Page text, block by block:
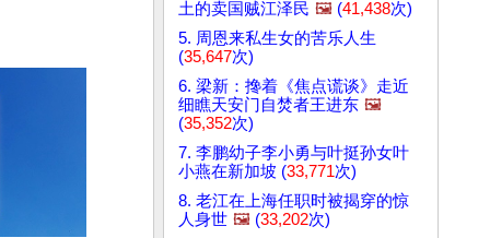
土的卖国贼江泽民 🖼️ (41,438次)
5. 周恩来私生女的苦乐人生
(35,647次)
6. 梁新：搀着《焦点谎谈》走近
细瞧天安门自焚者王进东 🖼️
(35,352次)
7. 李鹏幼子李小勇与叶挺孙女叶
小燕在新加坡 (33,771次)
8. 老江在上海任职时被揭穿的惊
人身世 🖼️ (33,202次)